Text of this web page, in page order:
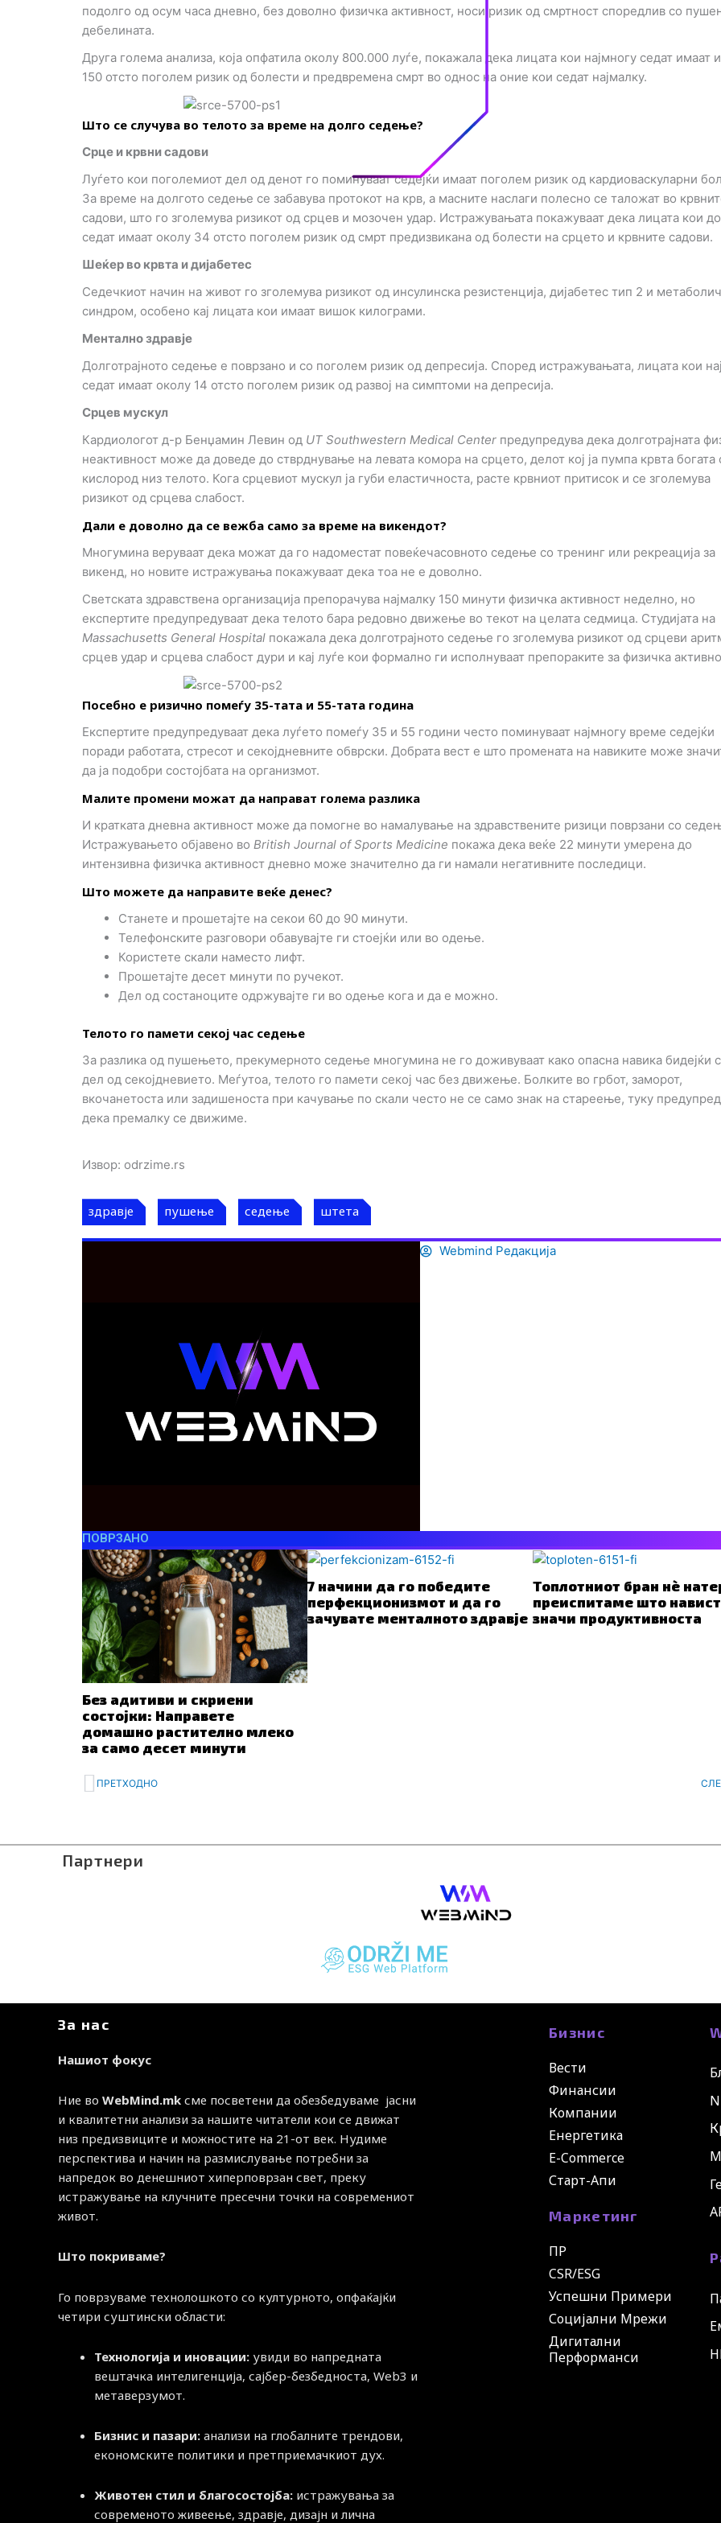
подолго од осум часа дневно, без доволно физичка активност, носи ризик од смртност споредлив со
дебелината.
Друга голема анализа, која опфатила околу 800.000 луѓе, покажала дека лицата кои најмногу седат имаат
150 отсто поголем ризик од болести и предвремена смрт во однос на оние кои седат најмалку.
Што се случува во телото за време на долго седење?
Срце и крвни садови
Луѓето кои поголемиот дел од денот го поминуваат седејќи имаат поголем ризик од кардиоваскуларни
За време на долгото седење се забавува протокот на крв, а масните наслаги полесно се таложат во
садови, што го зголемува ризикот од срцев и мозочен удар. Истражувањата покажуваат дека лицата кои
седат имаат околу 34 отсто поголем ризик од смрт предизвикана од болести на срцето и крвните садови.
Шеќер во крвта и дијабетес
Седечкиот начин на живот го зголемува ризикот од инсулинска резистенција, дијабетес тип 2 и
синдром, особено кај лицата кои имаат вишок килограми.
Ментално здравје
Долготрајното седење е поврзано и со поголем ризик од депресија. Според истражувањата, лицата кои
седат имаат околу 14 отсто поголем ризик од развој на симптоми на депресија.
Срцев мускул
Кардиологот д-р Бенџамин Левин од UT Southwestern Medical Center предупредува дека долготрајната
неактивност може да доведе до стврднување на левата комора на срцето, делот кој ја пумпа крвта богата
кислород низ телото. Кога срцевиот мускул ја губи еластичноста, расте крвниот притисок и се зголемува
ризикот од срцева слабост.
Дали е доволно да се вежба само за време на викендот?
Многумина веруваат дека можат да го надоместат повеќечасовното седење со тренинг или рекреација за
викенд, но новите истражувања покажуваат дека тоа не е доволно.
Светската здравствена организација препорачува најмалку 150 минути физичка активност неделно, но
експертите предупредуваат дека телото бара редовно движење во текот на целата седмица. Студијата на
Massachusetts General Hospital покажала дека долготрајното седење го зголемува ризикот од срцеви
срцев удар и срцева слабост дури и кај луѓе кои формално ги исполнуваат препораките за физичка
Посебно е ризично помеѓу 35-тата и 55-тата година
Експертите предупредуваат дека луѓето помеѓу 35 и 55 години често поминуваат најмногу време седејќи
поради работата, стресот и секојдневните обврски. Добрата вест е што промената на навиките може
да ја подобри состојбата на организмот.
Малите промени можат да направат голема разлика
И кратката дневна активност може да помогне во намалување на здравствените ризици поврзани со
Истражувањето објавено во British Journal of Sports Medicine покажа дека веќе 22 минути умерена до
интензивна физичка активност дневно може значително да ги намали негативните последици.
Што можете да направите веќе денес?
Станете и прошетајте на секои 60 до 90 минути.
Телефонските разговори обавувајте ги стоејќи или во одење.
Користете скали наместо лифт.
Прошетајте десет минути по ручекот.
Дел од состаноците одржувајте ги во одење кога и да е можно.
Телото го памети секој час седење
За разлика од пушењето, прекумерното седење многумина не го доживуваат како опасна навика бидејќи
дел од секојдневието. Меѓутоа, телото го памети секој час без движење. Болките во грбот, заморот,
вкочанетоста или задишеноста при качување по скали често не се само знак на стареење, туку
дека премалку се движиме.
Извор: odrzime.rs
здравје пушење седење штета
Webmind Редакција
ПОВРЗАНО
Без адитиви и скриени
состојки: Направете
домашно растително млеко
за само десет минути
7 начини да го победите
перфекционизмот и да го
зачувате менталното здравје
Топлотниот бран нè
преиспитаме што
значи продуктивноста
Prev
ПРЕТХОДНО
Партнери
За нас
Нашиот фокус
Ние во WebMind.mk сме посветени да обезбедуваме јасни
и квалитетни анализи за нашите читатели кои се движат
низ предизвиците и можностите на 21-от век. Нудиме
перспектива и начин на размислување потребни за
напредок во денешниот хиперповрзан свет, преку
истражување на клучните пресечни точки на современиот
живот.
Што покриваме?
Го поврзуваме технолошкото со културното, опфаќајќи
четири суштински области:
Технологија и иновации: увиди во напредната
вештачка интелигенција, сајбер-безбедноста, Web3 и
метаверзумот.
Бизнис и пазари: анализи на глобалните трендови,
економските политики и претприемачкиот дух.
Животен стил и благосостојба: истражувања за
современото живеење, здравје, дизајн и лична
Бизнис
Вести
Финансии
Компании
Енергетика
E-Commerce
Старт-Апи
Маркетинг
ПР
CSR/ESG
Успешни Примери
Социјални Мрежи
Дигитални
Перформанси